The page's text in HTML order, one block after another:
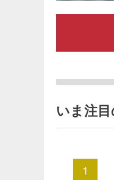
いま注目
1